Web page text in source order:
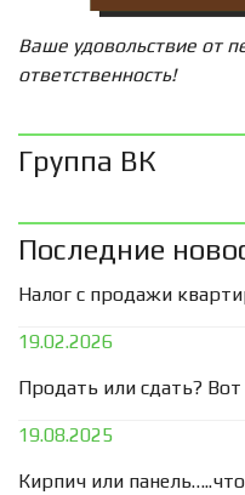
Ваше удовольствие от
ответственность!
Группа ВК
Последние
Налог с продажи
19.02.2026
Продать или сдать?
19.08.2025
Кирпич или